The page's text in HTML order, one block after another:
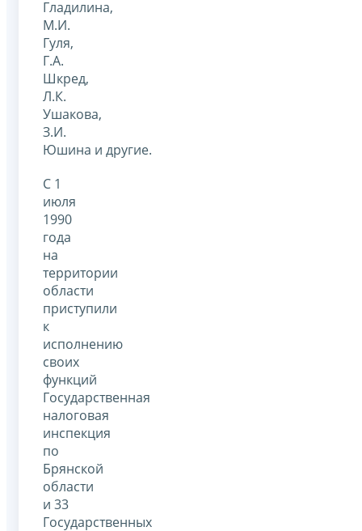
Гладилина,
М.И.
Гуля,
Г.А.
Шкред,
Л.К.
Ушакова,
З.И.
Юшина и другие.
С 1
июля
1990
года
на
территории
области
приступили
к
исполнению
своих
функций
Государственная
налоговая
инспекция
по
Брянской
области
и 33
Государственных